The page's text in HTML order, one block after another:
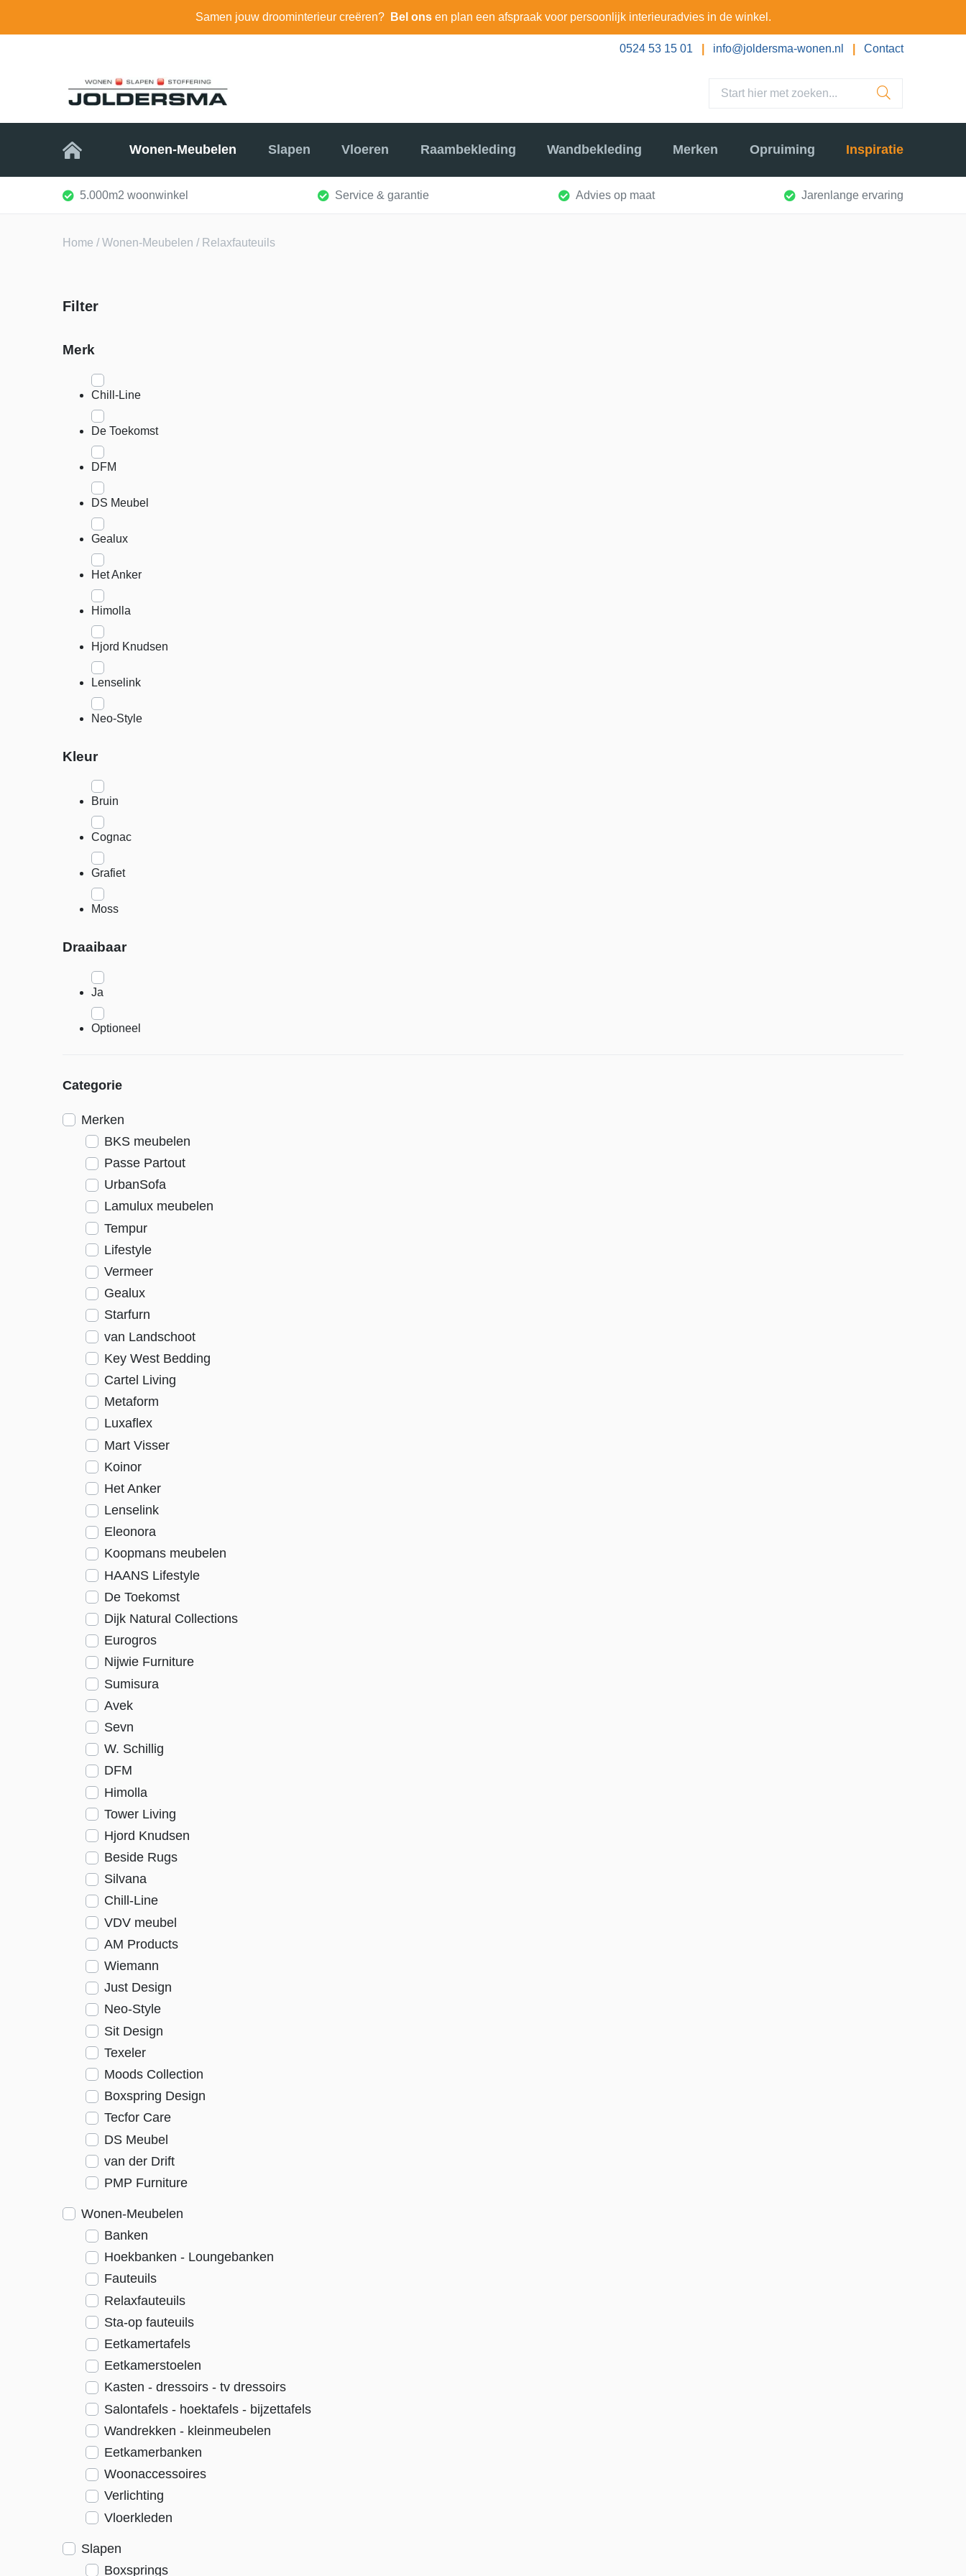
Samen jouw droominterieur creëren? Bel onsen plan een afspraak voor persoonlijk interieuradvies in de winkel.
0524 53 15 01 info@joldersma-wonen.nl Contact
Home Wonen-Meubelen Slapen Vloeren Raambekleding Wandbekleding Merken Opruiming Inspiratie
5.000m2 woonwinkel Service & garantie Advies op maat Jarenlange ervaring
Home /Wonen-Meubelen / Relaxfauteuils
Filter
Merk
Chill-Line
De Toekomst
DFM
DS Meubel
Gealux
Het Anker
Himolla
Hjord Knudsen
Lenselink
Neo-Style
Kleur
Bruin
Cognac
Grafiet
Moss
Draaibaar
Ja
Optioneel
Categorie
Merken
BKS meubelen
Passe Partout
UrbanSofa
Lamulux meubelen
Tempur
Lifestyle
Vermeer
Gealux
Starfurn
van Landschoot
Key West Bedding
Cartel Living
Metaform
Luxaflex
Mart Visser
Koinor
Het Anker
Lenselink
Eleonora
Koopmans meubelen
HAANS Lifestyle
De Toekomst
Dijk Natural Collections
Eurogros
Nijwie Furniture
Sumisura
Avek
Sevn
W. Schillig
DFM
Himolla
Tower Living
Hjord Knudsen
Beside Rugs
Silvana
Chill-Line
VDV meubel
AM Products
Wiemann
Just Design
Neo-Style
Sit Design
Texeler
Moods Collection
Boxspring Design
Tecfor Care
DS Meubel
van der Drift
PMP Furniture
Wonen-Meubelen
Banken
Hoekbanken - Loungebanken
Fauteuils
Relaxfauteuils
Sta-op fauteuils
Eetkamertafels
Eetkamerstoelen
Kasten - dressoirs - tv dressoirs
Salontafels - hoektafels - bijzettafels
Wandrekken - kleinmeubelen
Eetkamerbanken
Woonaccessoires
Verlichting
Vloerkleden
Slapen
Boxsprings